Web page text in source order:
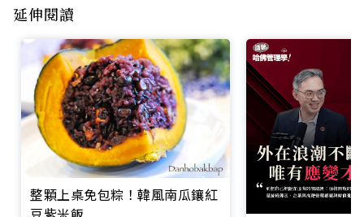
延伸閱讀
整顆上桌免包粽！韓風南瓜鑲紅